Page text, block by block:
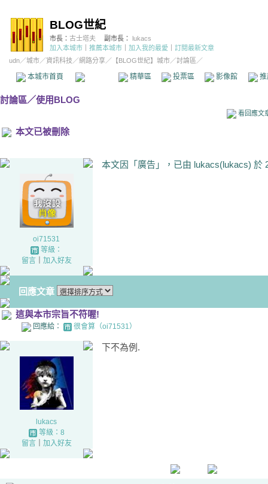
BLOG世紀
市長： 古士塔夫 副市長： lukacs
加入本城市
推薦本城市 加入我的最愛
訂閱最新文章
udn／城市／資訊科技 ／網路分享／ 【BLOG世紀】城市／討論區／
本城市首頁 精華區 投票區 影像館
討論區／使用BLOG
看回應文
本文已被刪除
oi71531
等級：
留言｜ 加入好友
本文因「廣告」，已由 lukacs(lukacs) 於
回應文章
這與本市宗旨不符喔!
回應給： 很會算（oi71531）
lukacs
等級：8
留言｜ 加入好友
下不為例.